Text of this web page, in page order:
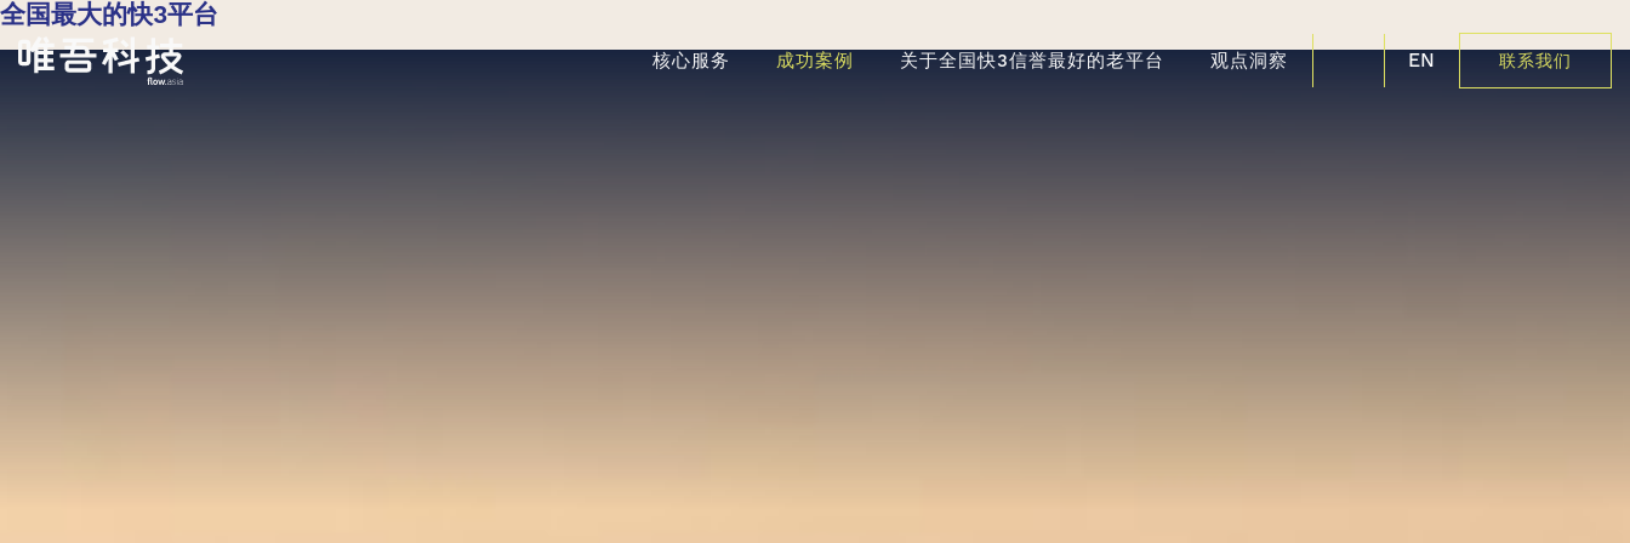
全国最大的快3平台
核心服务 成功案例 关于全国快3信誉最好的老平台 观点洞察 EN 联系我们